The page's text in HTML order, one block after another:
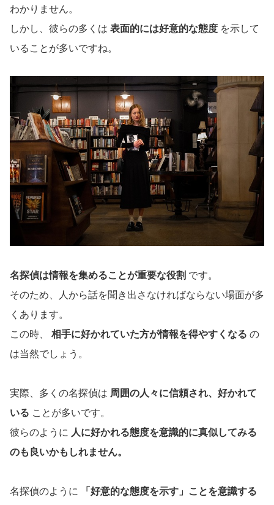
わかりません。
しかし、彼らの多くは 表面的には好意的な態度 を示して
いることが多いですね。
名探偵は情報を集めることが重要な役割 です。
そのため、人から話を聞き出さなければならない場面が多
くあります。
この時、 相手に好かれていた方が情報を得やすくなる の
は当然でしょう。
実際、多くの名探偵は 周囲の人々に信頼され、好かれて
いる ことが多いです。
彼らのように 人に好かれる態度を意識的に真似してみる
のも良いかもしれません。
名探偵のように
「好意的な態度を示す」ことを意識する